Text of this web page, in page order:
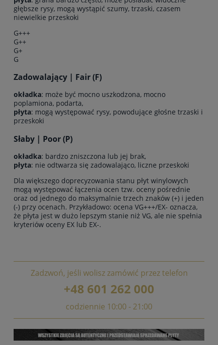
głębsze rysy, mogą wystąpić szumy, trzaski, czasem
niewielkie przeskoki
G+++
G++
G+
G
Zadowalający | Fair (F)
okładka: może być mocno uszkodzona, mocno
poplamiona, podarta,
płyta: mogą występować rysy, powodujące głośne trzaski i
przeskoki
Słaby | Poor (P)
okładka: bardzo zniszczona lub jej brak,
płyta: nie odtwarza się zadowalająco, liczne przeskoki
Dla większego doprecyzowania stanu płyt winylowych
mogą występować łączenia ocen tzw. oceny pośrednie
oraz od jednego do maksymalnie trzech znaków (+) i jeden
(-) przy ocenach. Przykładowo: ocena VG+++/EX- oznacza,
że płyta jest w dużo lepszym stanie niż VG, ale nie spełnia
kryteriów oceny EX lub EX-.
Zadzwoń, jeśli wolisz zamówić przez telefon
+48 601 262 000
codziennie 10:00 - 21:00